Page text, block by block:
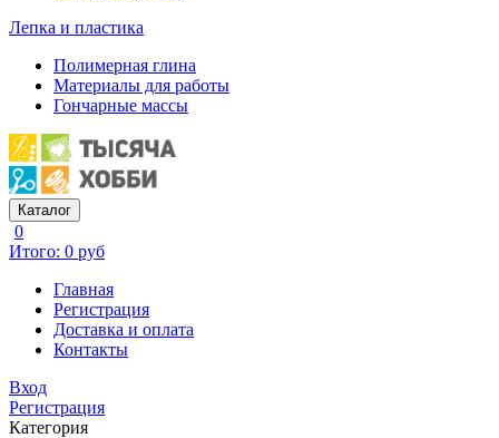
Лепка и пластика
Полимерная глина
Материалы для работы
Гончарные массы
Каталог
0
Итого: 0 руб
Главная
Регистрация
Доставка и оплата
Контакты
Вход
Регистрация
Категория